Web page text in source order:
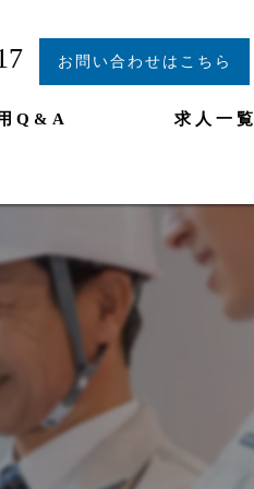
お問い合わせはこちら
Q&A 求人一覧